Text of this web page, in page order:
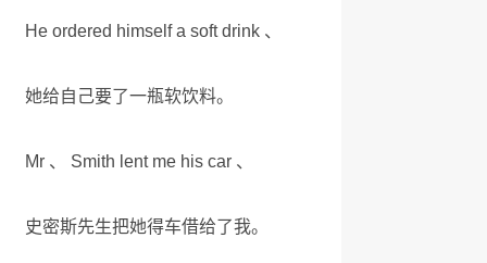
He ordered himself a soft drink 、
她给自己要了一瓶软饮料。
Mr 、 Smith lent me his car 、
史密斯先生把她得车借给了我。